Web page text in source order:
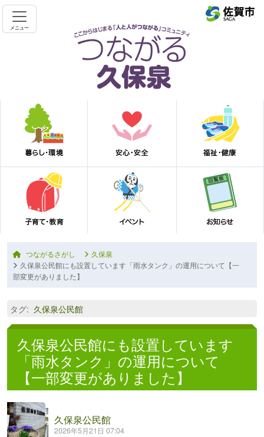
メニュー
つながるさがし
久保泉
久保泉公民館にも設置しています「雨水タンク」の運用について【一
部変更がありました】
タグ: 久保泉公民館
久保泉公民館にも設置しています
「雨水タンク」の運用について
【一部変更がありました】
久保泉公民館
2026年5月21日 07:04